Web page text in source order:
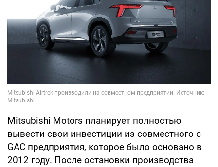
Mitsubishi Motors планирует полностью
вывести свои инвестиции из совместного с
GAC предприятия, которое было основано в
2012 году. После остановки производства